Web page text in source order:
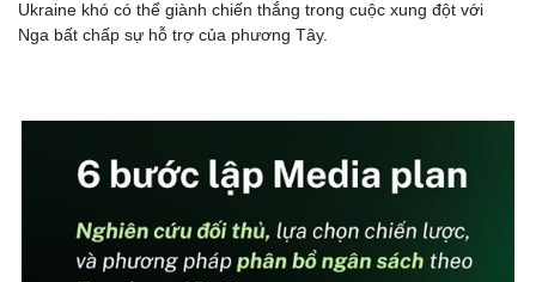
Ukraine khó có thể giành chiến thắng trong cuộc xung đột với
Nga bất chấp sự hỗ trợ của phương Tây.